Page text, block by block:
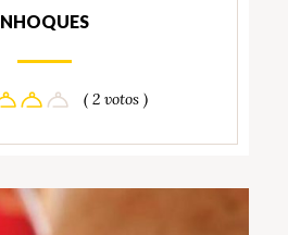
NHOQUES
( 2 votos )